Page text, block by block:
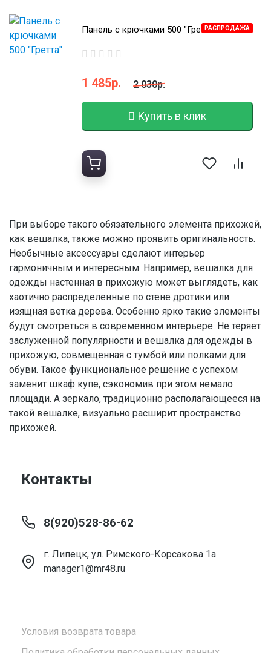
РАСПРОДАЖА
Панель с крючками 500 "Гретта"
1 485р. 2 030р.
Купить в клик
При выборе такого обязательного элемента прихожей,
как вешалка, также можно проявить оригинальность.
Необычные аксессуары сделают интерьер
гармоничным и интересным. Например, вешалка для
одежды настенная в прихожую может выглядеть, как
хаотично распределенные по стене дротики или
изящная ветка дерева. Особенно ярко такие элементы
будут смотреться в современном интерьере. Не теряет
заслуженной популярности и вешалка для одежды в
прихожую, совмещенная с тумбой или полками для
обуви. Такое функциональное решение с успехом
заменит шкаф купе, сэкономив при этом немало
площади. А зеркало, традиционно располагающееся на
такой вешалке, визуально расширит пространство
прихожей.
Условия возврата товара
Контакты
8(920)528-86-62
г. Липецк, ул. Римского-Корсакова 1а
manager1@mr48.ru